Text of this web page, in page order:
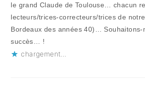
le grand Claude de Toulouse… chacun
lecteurs/trices-correcteurs/trices de
Bordeaux des années 40)… Souhaitons-
succès… !
chargement…